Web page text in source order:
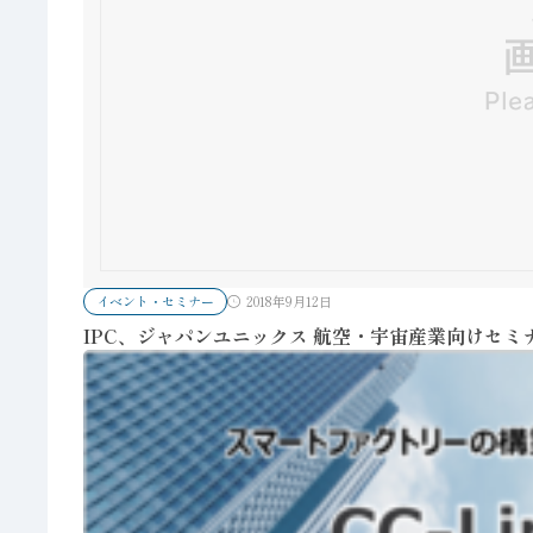
イベント・セミナー 2018年9月12日
IPC、ジャパンユニックス 航空・宇宙産業向けセミ